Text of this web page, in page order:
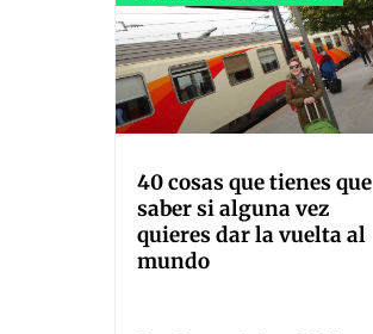
40 cosas que tienes que
saber si alguna vez
quieres dar la vuelta al
mundo